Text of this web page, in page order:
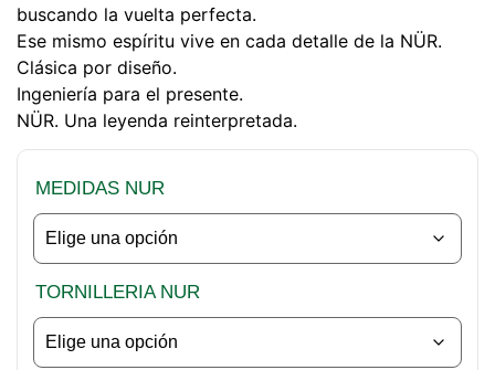
buscando la vuelta perfecta.
Ese mismo espíritu vive en cada detalle de la NÜR.
Clásica por diseño.
Ingeniería para el presente.
NÜR. Una leyenda reinterpretada.
MEDIDAS NUR
TORNILLERIA NUR